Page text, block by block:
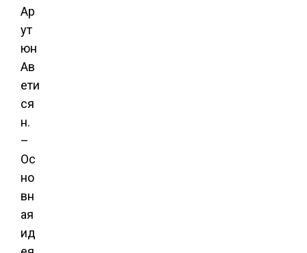
Ар
ут
юн
Ав
ети
ся
н.
–
Ос
но
вн
ая
ид